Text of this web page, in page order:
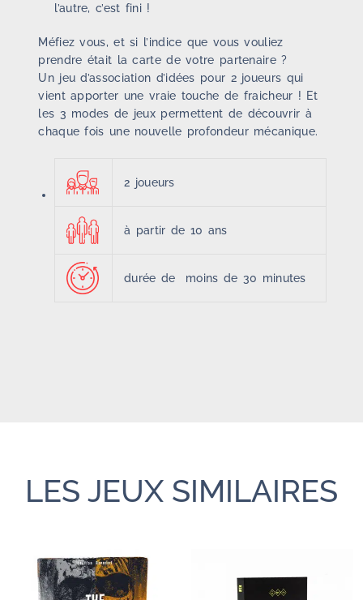
l’autre, c’est fini !
Méfiez vous, et si l’indice que vous vouliez
prendre était la carte de votre partenaire ?
Un jeu d’association d’idées pour 2 joueurs qui
vient apporter une vraie touche de fraicheur ! Et
les 3 modes de jeux permettent de découvrir à
chaque fois une nouvelle profondeur mécanique.
2 joueurs
à partir de 10 ans
durée de moins de 30 minutes
LES JEUX SIMILAIRES